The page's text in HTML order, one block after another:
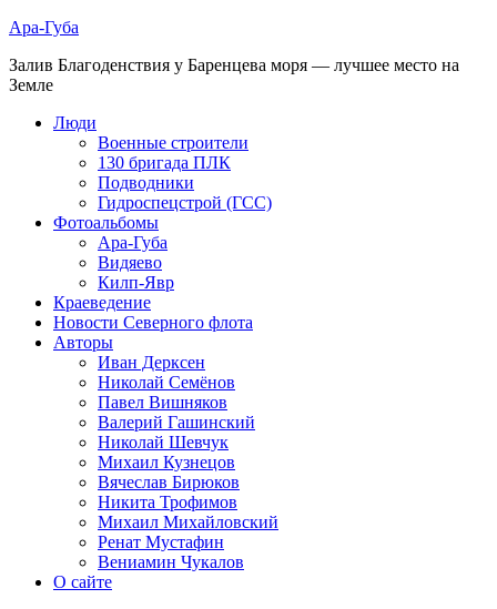
Ара-Губа
Залив Благоденствия у Баренцева моря — лучшее место на
Земле
Люди
Военные строители
130 бригада ПЛК
Подводники
Гидроспецстрой (ГСС)
Фотоальбомы
Ара-Губа
Видяево
Килп-Явр
Краеведение
Новости Северного флота
Авторы
Иван Дерксен
Николай Семёнов
Павел Вишняков
Валерий Гашинский
Николай Шевчук
Михаил Кузнецов
Вячеслав Бирюков
Никита Трофимов
Михаил Михайловский
Ренат Мустафин
Вениамин Чукалов
О сайте